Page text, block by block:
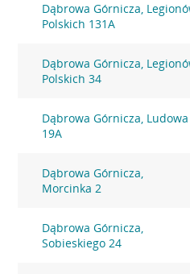
Dąbrowa Górnicza,
Polskich 131A
Dąbrowa Górnicza,
Polskich 34
Dąbrowa Górnicza, Ludowa
19A
Dąbrowa Górnicza,
Morcinka 2
Dąbrowa Górnicza,
Sobieskiego 24